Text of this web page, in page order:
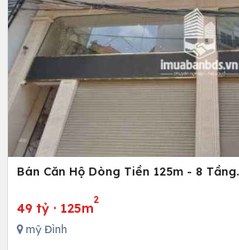
Bán Căn Hộ Dòng Tiền 125m - 8
49 tỷ · 125m
2
mỹ Đình